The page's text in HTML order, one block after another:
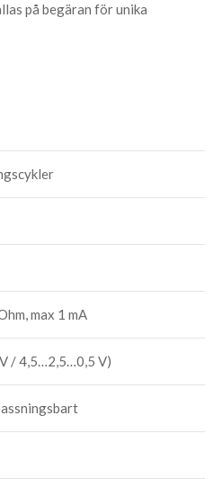
på begäran för unika
max 1 mA
/ 4,5…2,5…0,5 V)